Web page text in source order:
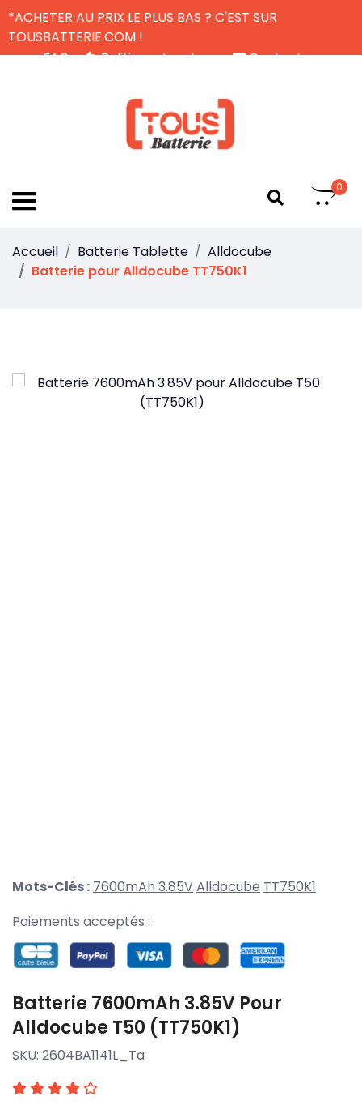
*ACHETER AU PRIX LE PLUS BAS ? C'EST SUR
TOUSBATTERIE.COM !
FAQ
Politique de retour
Contactez-nous
0
Accueil Batterie Tablette
Alldocube
Batterie pour Alldocube TT750K1
Mots-Clés : 7600mAh 3.85VAlldocube TT750K1
Paiements acceptés :
Batterie 7600mAh 3.85V Pour
Alldocube T50 (TT750K1)
SKU: 2604BA1141L_Ta